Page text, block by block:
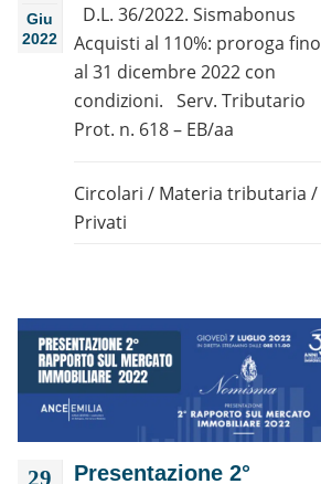
Giu
2022
D.L. 36/2022. Sismabonus
Acquisti al 110%: proroga fino
al 31 dicembre 2022 con
condizioni. Serv. Tributario
Prot. n. 618 – EB/aa
Circolari / Materia tributaria /
Privati
29
Presentazione 2°